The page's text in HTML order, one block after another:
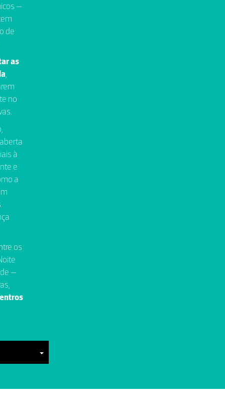
—
de
as
,
no
à
e
a
os
—